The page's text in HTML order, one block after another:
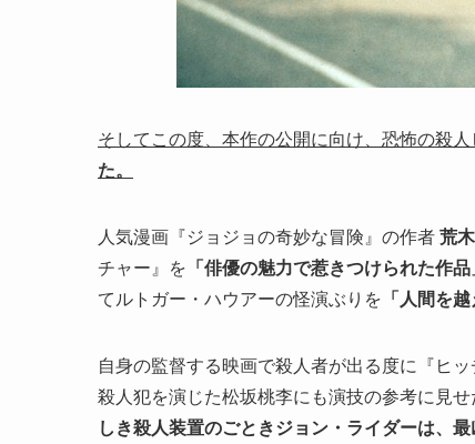
そしてこの度、本作の公開に向け、恐怖の殺
た。
人気漫画『ジョジョの奇妙な冒険』の作者荒
チャー』を 「俳優の魅力で惹きつけられた作品
てルトガー・ハウアーの怪演ぶりを 「人間を
自身の監督する映画で殺人者が出る度に『ヒ
殺人犯を演じた松坂桃李にも演技の参考に見
しき殺人装置のごときジョン・ライダーは、